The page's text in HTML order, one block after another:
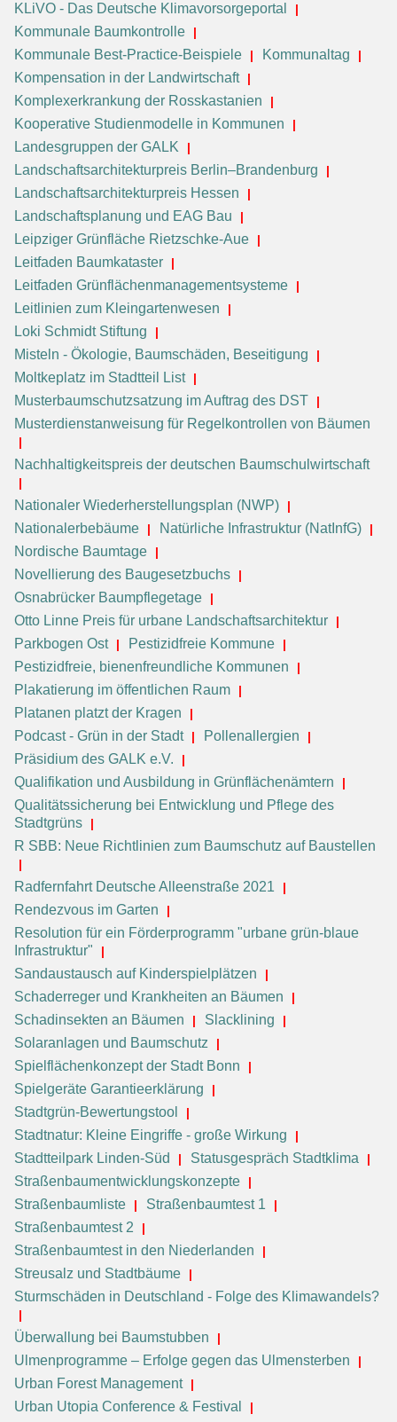
KLiVO - Das Deutsche Klimavorsorgeportal
Kommunale Baumkontrolle
Kommunale Best-Practice-Beispiele
Kommunaltag
Kompensation in der Landwirtschaft
Komplexerkrankung der Rosskastanien
Kooperative Studienmodelle in Kommunen
Landesgruppen der GALK
Landschaftsarchitekturpreis Berlin–Brandenburg
Landschaftsarchitekturpreis Hessen
Landschaftsplanung und EAG Bau
Leipziger Grünfläche Rietzschke-Aue
Leitfaden Baumkataster
Leitfaden Grünflächenmanagementsysteme
Leitlinien zum Kleingartenwesen
Loki Schmidt Stiftung
Misteln - Ökologie, Baumschäden, Beseitigung
Moltkeplatz im Stadtteil List
Musterbaumschutzsatzung im Auftrag des DST
Musterdienstanweisung für Regelkontrollen von Bäumen
Nachhaltigkeitspreis der deutschen Baumschulwirtschaft
Nationaler Wiederherstellungsplan (NWP)
Nationalerbebäume
Natürliche Infrastruktur (NatInfG)
Nordische Baumtage
Novellierung des Baugesetzbuchs
Osnabrücker Baumpflegetage
Otto Linne Preis für urbane Landschaftsarchitektur
Parkbogen Ost
Pestizidfreie Kommune
Pestizidfreie, bienenfreundliche Kommunen
Plakatierung im öffentlichen Raum
Platanen platzt der Kragen
Podcast - Grün in der Stadt
Pollenallergien
Präsidium des GALK e.V.
Qualifikation und Ausbildung in Grünflächenämtern
Qualitätssicherung bei Entwicklung und Pflege des
Stadtgrüns
R SBB: Neue Richtlinien zum Baumschutz auf Baustellen
Radfernfahrt Deutsche Alleenstraße 2021
Rendezvous im Garten
Resolution für ein Förderprogramm "urbane grün-blaue
Infrastruktur"
Sandaustausch auf Kinderspielplätzen
Schaderreger und Krankheiten an Bäumen
Schadinsekten an Bäumen
Slacklining
Solaranlagen und Baumschutz
Spielflächenkonzept der Stadt Bonn
Spielgeräte Garantieerklärung
Stadtgrün-Bewertungstool
Stadtnatur: Kleine Eingriffe - große Wirkung
Stadtteilpark Linden-Süd
Statusgespräch Stadtklima
Straßenbaumentwicklungskonzepte
Straßenbaumliste
Straßenbaumtest 1
Straßenbaumtest 2
Straßenbaumtest in den Niederlanden
Streusalz und Stadtbäume
Sturmschäden in Deutschland - Folge des Klimawandels?
Überwallung bei Baumstubben
Ulmenprogramme – Erfolge gegen das Ulmensterben
Urban Forest Management
Urban Utopia Conference & Festival